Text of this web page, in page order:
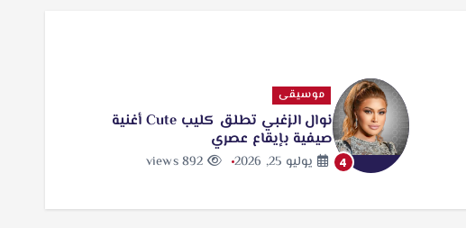
4
موسيقى
نوال الزغبي تطلق كليب Cute أغنية
صيفية بإيقاع عصري
يوليو 25, 2026